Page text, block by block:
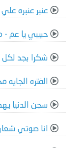
عنبر عنبره
حبيبي يا عم -
شكرا بجد
الفتره الجايه
سجن الدنيا
انا صوتي